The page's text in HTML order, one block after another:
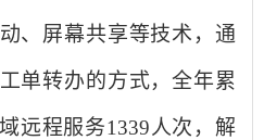
、屏幕共享等技术，通
单转办的方式，全年累
远程服务1339人次，解